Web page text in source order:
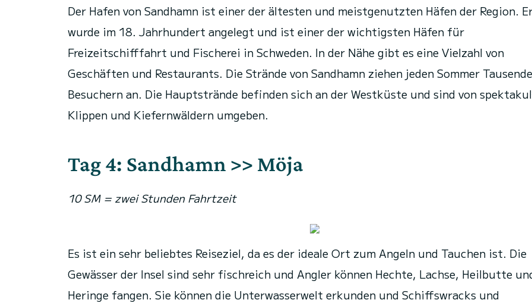
Der Hafen von Sandhamn ist einer der ältesten und meistgenutzten Häfen der Region.
wurde im 18. Jahrhundert angelegt und ist einer der wichtigsten Häfen für
Freizeitschifffahrt und Fischerei in Schweden. In der Nähe gibt es eine Vielzahl von
Geschäften und Restaurants. Die Strände von Sandhamn ziehen jeden Sommer
Besuchern an. Die Hauptstrände befinden sich an der Westküste und sind von
Klippen und Kiefernwäldern umgeben.
Tag 4: Sandhamn >> Möja
10 SM = zwei Stunden Fahrtzeit
Es ist ein sehr beliebtes Reiseziel, da es der ideale Ort zum Angeln und Tauchen ist. Die
Gewässer der Insel sind sehr fischreich und Angler können Hechte, Lachse, Heilbutte
Heringe fangen. Sie können die Unterwasserwelt erkunden und Schiffswracks und